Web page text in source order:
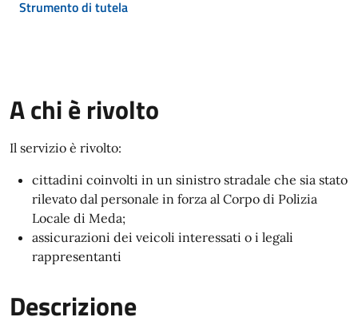
Strumento di tutela
A chi è rivolto
Il servizio è rivolto:
cittadini coinvolti in un sinistro stradale che sia stato
rilevato dal personale in forza al Corpo di Polizia
Locale di Meda;
assicurazioni dei veicoli interessati o i legali
rappresentanti
Descrizione